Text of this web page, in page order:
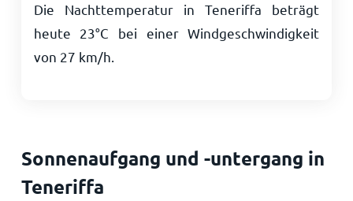
Die Nachttemperatur in Teneriffa beträgt
heute 23°C bei einer Windgeschwindigkeit
von 27 km/h
Sonnenaufgang und -untergang in
Teneriffa